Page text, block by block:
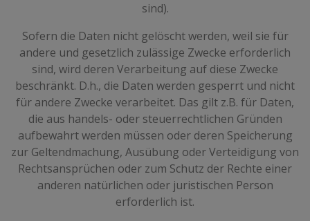
sind).
Sofern die Daten nicht gelöscht werden, weil sie für
andere und gesetzlich zulässige Zwecke erforderlich
sind, wird deren Verarbeitung auf diese Zwecke
beschränkt. D.h., die Daten werden gesperrt und nicht
für andere Zwecke verarbeitet. Das gilt z.B. für Daten,
die aus handels- oder steuerrechtlichen Gründen
aufbewahrt werden müssen oder deren Speicherung
zur Geltendmachung, Ausübung oder Verteidigung von
Rechtsansprüchen oder zum Schutz der Rechte einer
anderen natürlichen oder juristischen Person
erforderlich ist.